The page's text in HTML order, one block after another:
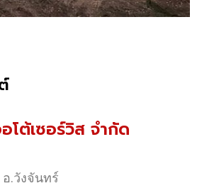
ต้เซอร์วิส จำกัด
.วังจันทร์